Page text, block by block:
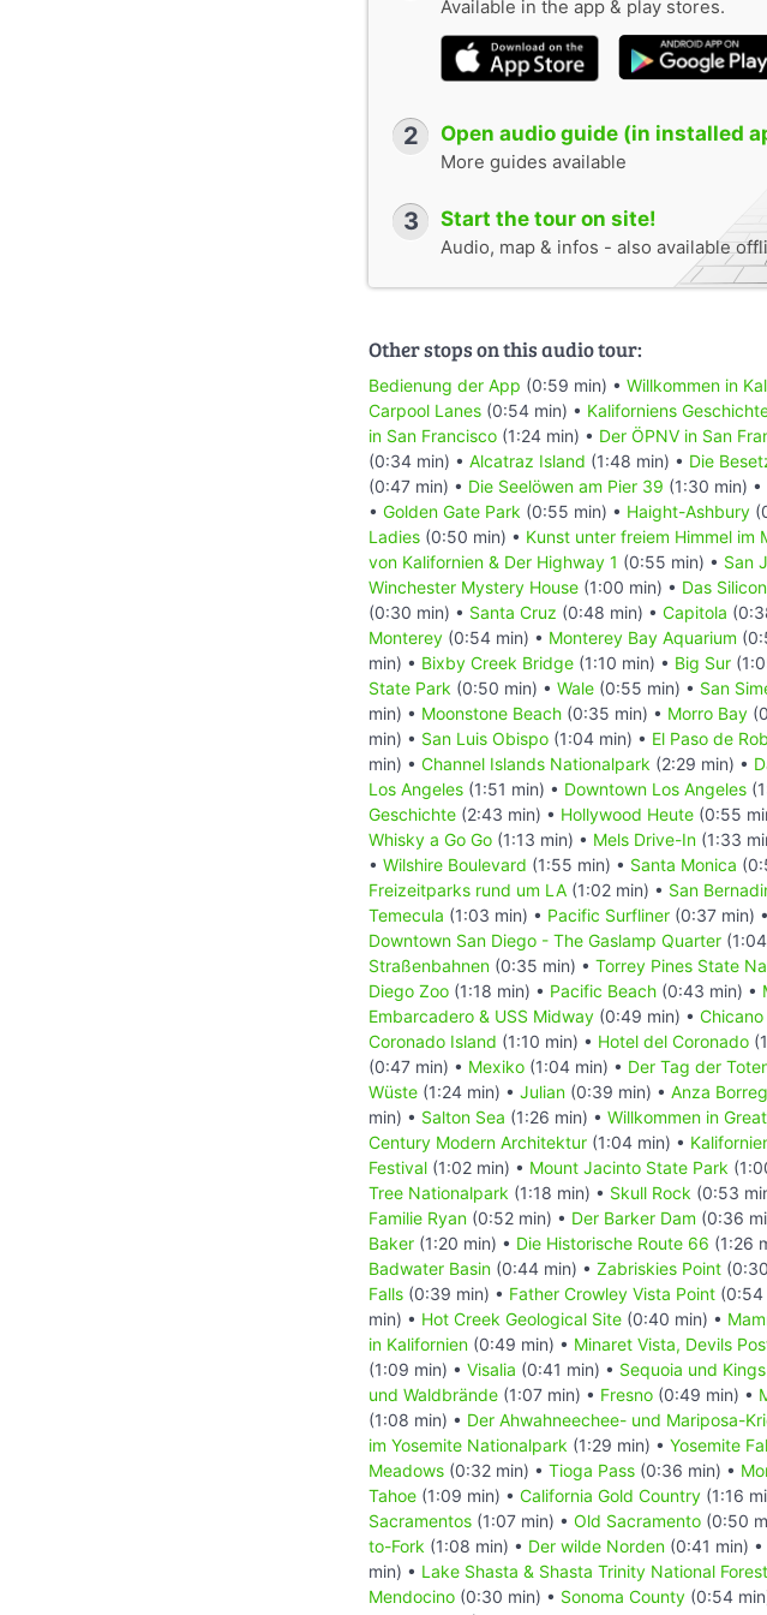
Available in the app & play stores.
2 Open audio guide (in installed
More guides available
3 Start the tour on site!
Audio, map & infos - also available
Other stops on this audio tour:
Bedienung der App (0:59 min) • Willkommen in
Carpool Lanes (0:54 min) • Kaliforniens
in San Francisco (1:24 min) • Der ÖPNV in San
(0:34 min) • Alcatraz Island (1:48 min) • Die
(0:47 min) • Die Seelöwen am Pier 39 (1:30 min) •
• Golden Gate Park (0:55 min) • Haight-Ashbury
Ladies (0:50 min) • Kunst unter freiem Himmel im
von Kalifornien & Der Highway 1 (0:55 min) • San
Winchester Mystery House (1:00 min) • Das
(0:30 min) • Santa Cruz (0:48 min) • Capitola
Monterey (0:54 min) • Monterey Bay Aquarium
min) • Bixby Creek Bridge (1:10 min) • Big Sur
State Park (0:50 min) • Wale (0:55 min) • San
min) • Moonstone Beach (0:35 min) • Morro Bay
min) • San Luis Obispo (1:04 min) • El Paso de
min) • Channel Islands Nationalpark (2:29 min) •
Los Angeles (1:51 min) • Downtown Los Angeles
Geschichte (2:43 min) • Hollywood Heute (0:55
Whisky a Go Go (1:13 min) • Mels Drive-In (1:33
• Wilshire Boulevard (1:55 min) • Santa Monica
Freizeitparks rund um LA (1:02 min) • San
Temecula (1:03 min) • Pacific Surfliner (0:37 min) •
Downtown San Diego - The Gaslamp Quarter
Straßenbahnen (0:35 min) • Torrey Pines State
Diego Zoo (1:18 min) • Pacific Beach (0:43 min) •
Embarcadero & USS Midway (0:49 min) • Chicano
Coronado Island (1:10 min) • Hotel del Coronado
(0:47 min) • Mexiko (1:04 min) • Der Tag der
Wüste (1:24 min) • Julian (0:39 min) • Anza
min) • Salton Sea (1:26 min) • Willkommen in
Century Modern Architektur (1:04 min) •
Festival (1:02 min) • Mount Jacinto State Park
Tree Nationalpark (1:18 min) • Skull Rock (0:53
Familie Ryan (0:52 min) • Der Barker Dam (0:36
Baker (1:20 min) • Die Historische Route 66 (1:26
Badwater Basin (0:44 min) • Zabriskies Point
Falls (0:39 min) • Father Crowley Vista Point (0:54
min) • Hot Creek Geological Site (0:40 min) •
in Kalifornien (0:49 min) • Minaret Vista, Devils
(1:09 min) • Visalia (0:41 min) • Sequoia und
und Waldbrände (1:07 min) • Fresno (0:49 min) •
(1:08 min) • Der Ahwahneechee- und Mariposa-
im Yosemite Nationalpark (1:29 min) • Yosemite
Meadows (0:32 min) • Tioga Pass (0:36 min) •
Tahoe (1:09 min) • California Gold Country (1:16
Sacramentos (1:07 min) • Old Sacramento (0:50
to-Fork (1:08 min) • Der wilde Norden (0:41 min) •
min) • Lake Shasta & Shasta Trinity National Forest
Mendocino (0:30 min) • Sonoma County (0:54